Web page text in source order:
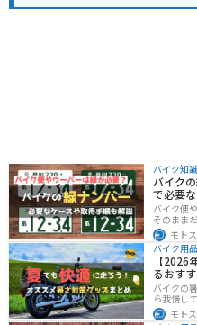
バイク知識
バイク
で必要
バイク便
そのまま
上のバイ
用）が必
ケースや
モト
バイク用品
【
るおす
バイクの
ら我慢し
っかりと
ことがで
モト